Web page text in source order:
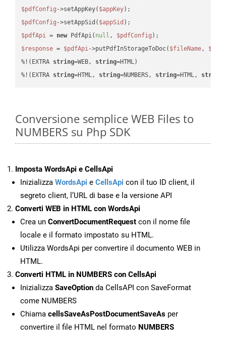
$pdfConfig ->setAppKey( $appKey
$pdfConfig ->setAppSid( $appSid
$pdfApi = new PdfApi( null , $pdfConfig
$response = $pdfApi->putPdfInStorageToDoc( $fileName,
%!(EXTRA string=WEB, string=HTML)
%!(EXTRA string=HTML, string=NUMBERS, string=HTML, string
Conversione semplice WEB Files to
NUMBERS su Php SDK
Imposta WordsApi e CellsApi
Inizializza WordsApi e CellsApi con il tuo ID client, il
segreto client, l’URL di base e la versione API
Converti WEB in HTML con WordsApi
Crea un ConvertDocumentRequest con il nome file
locale e il formato impostato su HTML.
Utilizza WordsApi per convertire il documento WEB in
HTML.
Converti HTML in NUMBERS con CellsApi
Inizializza SaveOption da CellsAPI con SaveFormat
come NUMBERS
Chiama cellsSaveAsPostDocumentSaveAs per
convertire il file HTML nel formato NUMBERS